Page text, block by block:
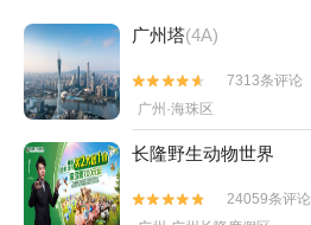
广州塔(4A)


7313条评论
广州·海珠区
长隆野生动物世界


24059条评论